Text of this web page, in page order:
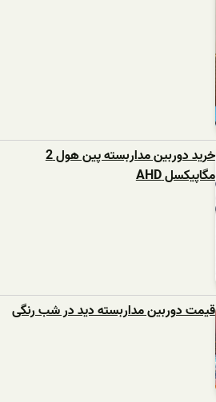
خرید دوربین مداربسته پین هول 2
مگاپیکسل AHD
قیمت دوربین مداربسته دید در شب رنگی